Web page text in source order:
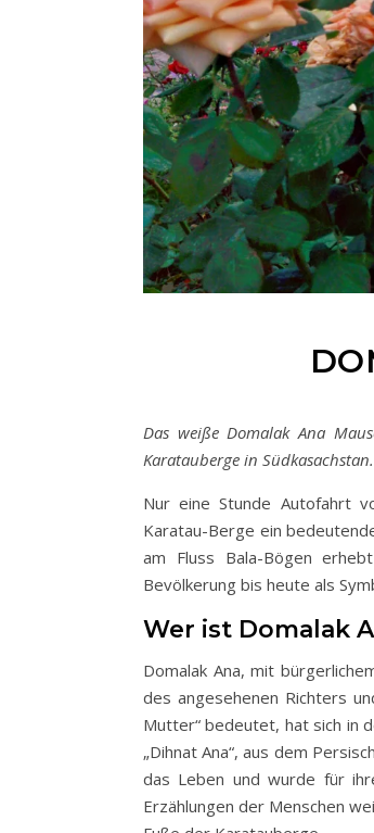
Das weiße Domalak Ana
Karatauberge in Südkasachstan.
Nur eine Stunde Autofahrt
Karatau-Berge ein
am Fluss Bala-Bögen
Bevölkerung bis heute als
Wer ist Domalak
Domalak Ana, mit
des angesehenen Richters
Mutter“ bedeutet, hat sich in
„Dihnat Ana“, aus dem
das Leben und wurde für
Erzählungen der Menschen